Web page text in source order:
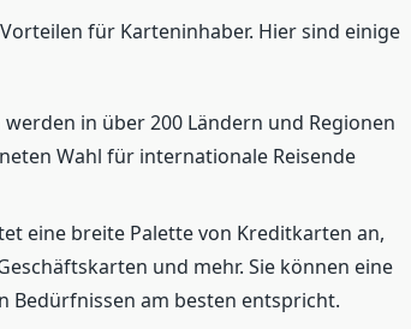
für Karteninhaber. Hier sind einige
werden in über 200 Ländern und Regionen
Wahl für internationale Reisende
eine breite Palette von Kreditkarten an,
und mehr. Sie können eine
Bedürfnissen am besten entspricht.